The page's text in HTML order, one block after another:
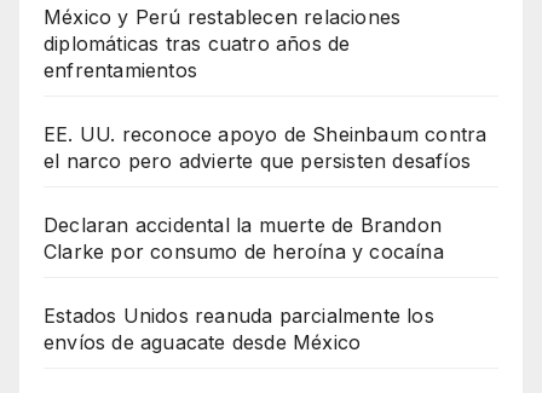
México y Perú restablecen relaciones
diplomáticas tras cuatro años de
enfrentamientos
EE. UU. reconoce apoyo de Sheinbaum contra
el narco pero advierte que persisten desafíos
Declaran accidental la muerte de Brandon
Clarke por consumo de heroína y cocaína
Estados Unidos reanuda parcialmente los
envíos de aguacate desde México